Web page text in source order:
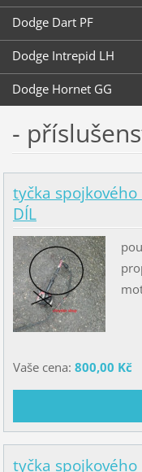
Dodge Dart PF
Dodge Intrepid LH
Dodge Hornet GG
-
tyčka spojkového
DÍL
Vaše cena: 800,00 Kč
tyčka spojkového